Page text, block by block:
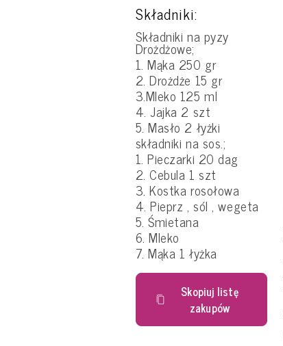
Składniki:
Składniki na pyzy
Drożdżowe;
1. Mąka 250 gr
2. Drożdże 15 gr
3.Mleko 125 ml
4. Jajka 2 szt
5. Masło 2 łyżki
składniki na sos.;
1. Pieczarki 20 dag
2. Cebula 1 szt
3. Kostka rosołowa
4. Pieprz , sól , wegeta
5. Śmietana
6. Mleko
7. Mąka 1 łyżka
Skopiuj listę
zakupów